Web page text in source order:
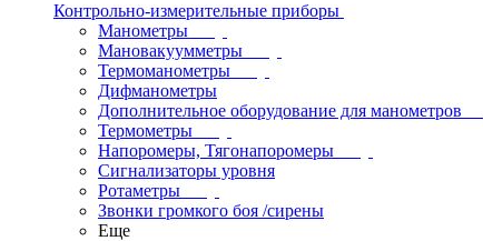
Контрольно-измерительные приборы
Манометры
Мановакуумметры
Термоманометры
Дифманометры
Дополнительное оборудование для манометров
Термометры
Напоромеры, Тягонапоромеры
Сигнализаторы уровня
Ротаметры
Звонки громкого боя /сирены
Еще